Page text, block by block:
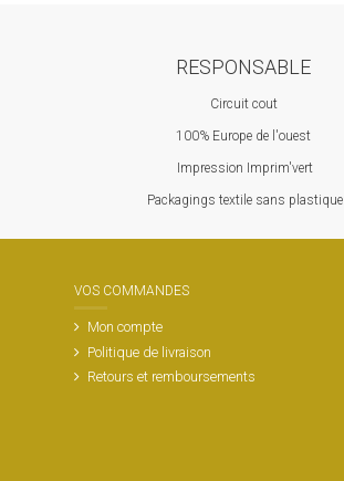
RESPONSABLE
Circuit cout
100% Europe de l'ouest
Impression Imprim'vert
Packagings textile sans plastique
VOS COMMANDES
Mon compte
Politique de livraison
Retours et remboursements